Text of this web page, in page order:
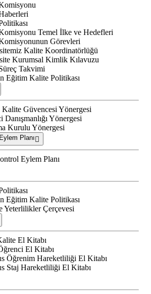
Temel İlke ve Hedefleri
Görevleri
Kalite Koordinatörlüğü
Kurumsal Kimlik Kılavuzu
Takvimi
Eğitim Kalite Politikası
Güvencesi Yönergesi
Danışmanlığı Yönergesi
Kurulu Yönergesi
Planı
Eylem Planı
Eğitim Kalite Politikası
Yeterlilikler Çerçevesi
El Kitabı
El Kitabı
Öğrenim Hareketliliği El Kitabı
Staj Hareketliliği El Kitabı